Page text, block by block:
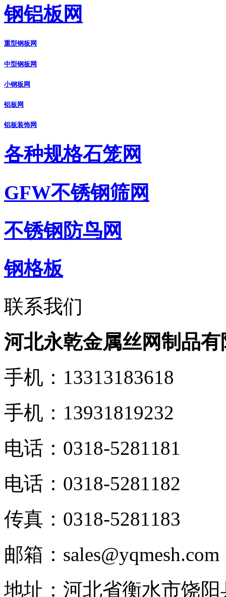
钢铝板网
重型钢板网
中型钢板网
小钢板网
铝板网
铝板装饰网
各种规格石笼网
GFW不锈钢筛网
不锈钢防鸟网
钢格板
联系我们
河北永乾金属丝网制品有
手机：13313183618
手机：13931819232
电话：0318-5281181
电话：0318-5281182
传真：0318-5281183
邮箱：sales@yqmesh.com
地址：河北省衡水市饶